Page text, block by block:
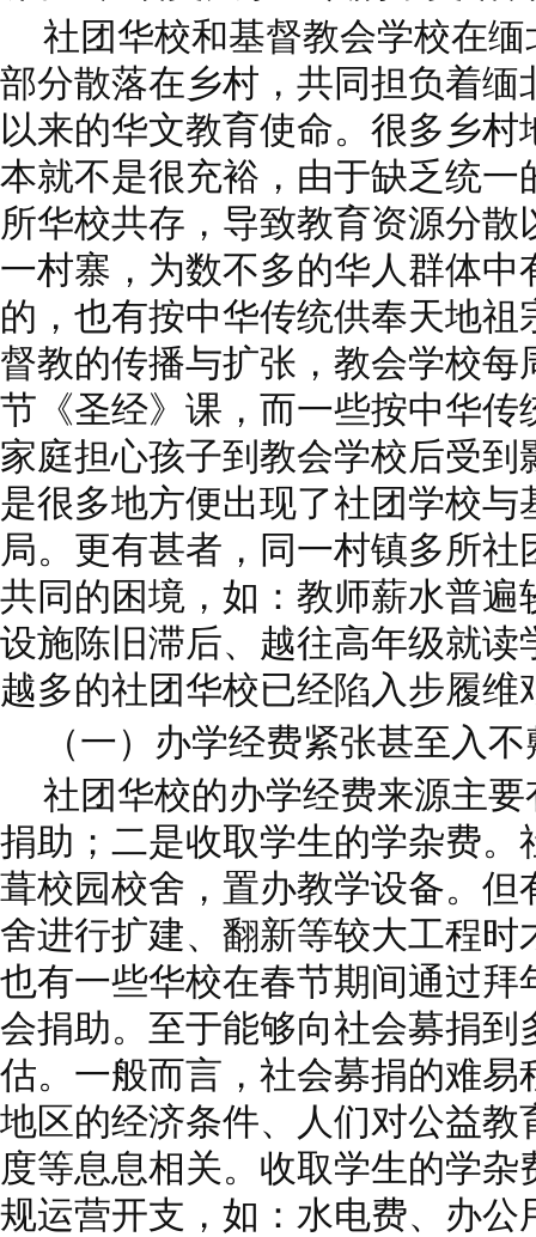
社团华校和基督教会学校在
部分散落在乡村，共同担负着缅
以来的华文教育使命。很多乡
本就不是很充裕，由于缺乏统一
所华校共存，导致教育资源分
一村寨，为数不多的华人群体中
的，也有按中华传统供奉天地
督教的传播与扩张，教会学校
节《圣经》课，而一些按中华传
家庭担心孩子到教会学校后受
是很多地方便出现了社团学校与
局。更有甚者，同一村镇多所
共同的困境，如：教师薪水普遍
设施陈旧滞后、越往高年级就读
越多的社团华校已经陷入步履维
（一）办学经费紧张甚至入
社团华校的办学经费来源主
捐助；二是收取学生的学杂费。
葺校园校舍，置办教学设备。但
舍进行扩建、翻新等较大工程
也有一些华校在春节期间通过拜
会捐助。至于能够向社会募捐到
估。一般而言，社会募捐的难易
地区的经济条件、人们对公益教
度等息息相关。收取学生的学
规运营开支，如：水电费、办公